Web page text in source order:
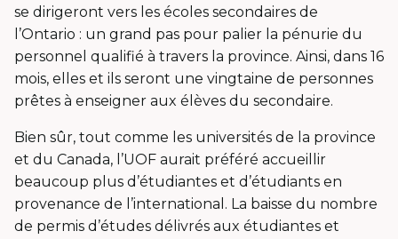
se dirigeront vers les écoles secondaires de
l’Ontario : un grand pas pour palier la pénurie du
personnel qualifié à travers la province. Ainsi, dans 16
mois, elles et ils seront une vingtaine de personnes
prêtes à enseigner aux élèves du secondaire.
Bien sûr, tout comme les universités de la province
et du Canada, l’UOF aurait préféré accueillir
beaucoup plus d’étudiantes et d’étudiants en
provenance de l’international. La baisse du nombre
de permis d’études délivrés aux étudiantes et